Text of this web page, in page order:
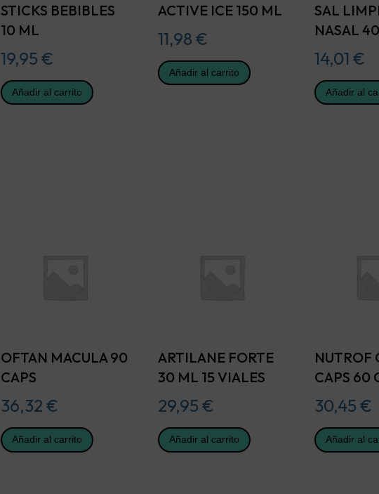
STICKS BEBIBLES
10 ML
19,95€
Añadir al carrito
ACTIVE ICE 150 ML
11,98 €
Añadir al carrito
SAL
NASAL
14,01 €
Añadir al
OFTAN MACULA 90
CAPS
36,32€
Añadir al carrito
ARTILANE FORTE
30 ML 15 VIALES
29,95 €
Añadir al carrito
NUTROF
CAPS 60
30,45 €
Añadir al